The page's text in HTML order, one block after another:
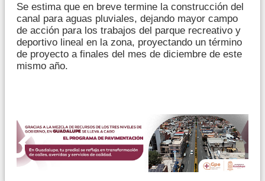
Se estima que en breve termine la construcción del
canal para aguas pluviales, dejando mayor campo
de acción para los trabajos del parque recreativo y
deportivo lineal en la zona, proyectando un término
de proyecto a finales del mes de diciembre de este
mismo año.